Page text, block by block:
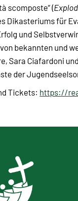
scomposte“ (
Dikasteriums für
und
bekannten und
Sara Ciafardoni
der
Tickets: https://